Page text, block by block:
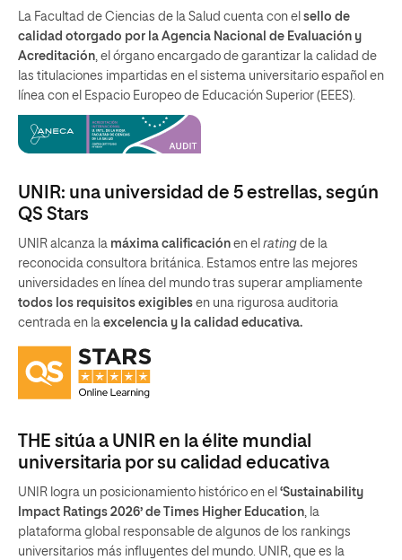
La Facultad de Ciencias de la Salud cuenta con el sello de
calidad otorgado por la Agencia Nacional de Evaluación y
Acreditación, el órgano encargado de garantizar la calidad de
las titulaciones impartidas en el sistema universitario español en
línea con el Espacio Europeo de Educación Superior (EEES).
UNIR: una universidad de 5 estrellas, según
QS Stars
UNIR alcanza la máxima calificación en el rating de la
reconocida consultora británica. Estamos entre las mejores
universidades en línea del mundo tras superar ampliamente
todos los requisitos exigibles en una rigurosa auditoria
centrada en la excelencia y la calidad educativa.
THE sitúa a UNIR en la élite mundial
universitaria por su calidad educativa
UNIR logra un posicionamiento histórico en el ‘Sustainability
Impact Ratings 2026’ de Times Higher Education, la
plataforma global responsable de algunos de los rankings
universitarios más influyentes del mundo. UNIR, que es la